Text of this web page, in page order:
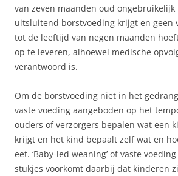
van zeven maanden oud
uitsluitend borstvoeding krijgt en geen
tot de leeftijd van negen maanden
op te leveren, alhoewel medische
verantwoord is.
Om de borstvoeding niet in het
vaste voeding aangeboden op het
ouders of verzorgers bepalen wat een
krijgt en het kind bepaalt zelf wat en
eet. ‘Baby-led weaning’ of vaste
stukjes voorkomt daarbij dat kinderen